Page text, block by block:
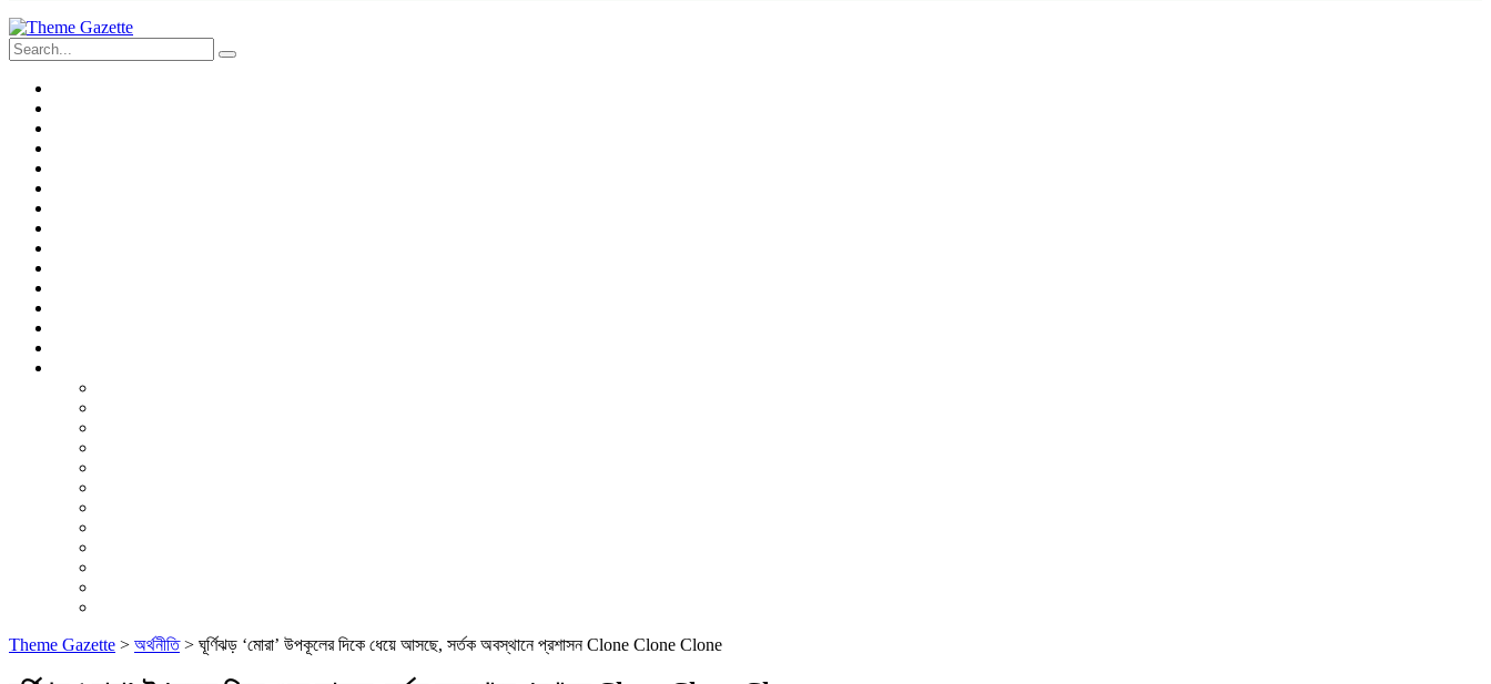
Theme Gazette > অর্থনীতি> ঘূর্ণিঝড় ‘মোরা’ উপকূলের দিকে ধেয়ে আসছে, সর্তক অবস্থানে প্রশাসন Clone Clone Clone